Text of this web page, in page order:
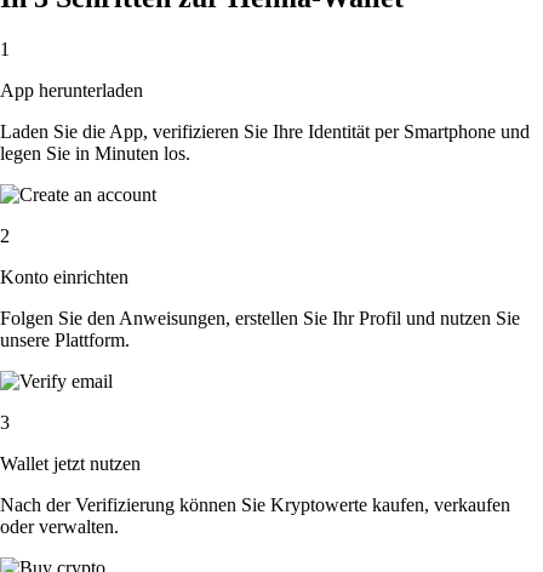
1
App herunterladen
Laden Sie die App, verifizieren Sie Ihre Identität per Smartphone und
legen Sie in Minuten los.
2
Konto einrichten
Folgen Sie den Anweisungen, erstellen Sie Ihr Profil und nutzen Sie
unsere Plattform.
3
Wallet jetzt nutzen
Nach der Verifizierung können Sie Kryptowerte kaufen, verkaufen
oder verwalten.